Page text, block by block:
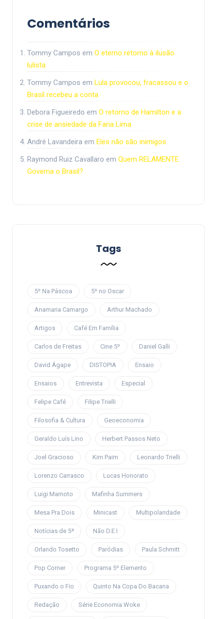
Comentários
Tommy Campos em O eterno retorno à ilusão
lulista
Tommy Campos em Lula provocou, fracassou e o
Brasil recebeu a conta
Debora Figueiredo em O retorno de Hamilton e a
crise de ansiedade da Faria Lima
André Lavandeira em Eles não são inimigos
Raymond Ruiz Cavallaro em Quem RELAMENTE
Governa o Brasil?
Tags
5º Na Páscoa 5º no Oscar
Anamaria Camargo Arthur Machado
Artigos Café Em Família
Carlos de Freitas Cine 5º Daniel Galli
David Ágape DISTOPIA Ensaio
Ensaios Entrevista Especial
Felipe Café Filipe Trielli
Filosofia & Cultura Geoeconomia
Geraldo Luís Lino Herbert Passos Neto
Joel Gracioso Kim Paim Leonardo Trielli
Lorenzo Carrasco Lucas Honorato
Luigi Marnoto Mafinha Summers
Mesa Pra Dois Minicast Multipolaridade
Notícias de 5ª Não D.E.I
Orlando Tosetto Paródias Paula Schmitt
Pop Corner Programa 5º Elemento
Puxando o Fio Quinto Na Copa Do Bacana
Redação Série Economia Woke